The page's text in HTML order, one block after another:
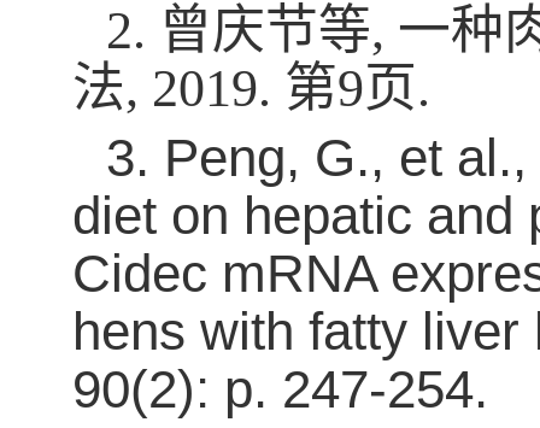
2. 曾庆节等, 一种
法, 2019. 第9页.
3. Peng, G., et
diet on hepatic and
Cidec mRNA
hens with fatty
90(2): p. 247-254.